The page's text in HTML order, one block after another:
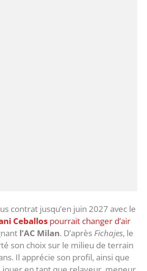
contrat jusqu’en juin 2027 avec le
Ceballos pourrait changer d’air
l’AC Milan. D’après Fichajes, le
son choix sur le milieu de terrain
Il apprécie son profil, ainsi que